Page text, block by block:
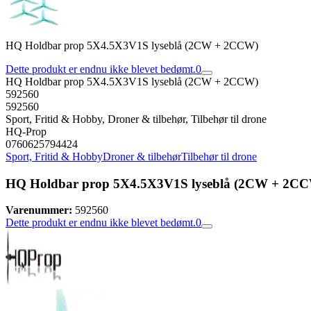
HQ Holdbar prop 5X4.5X3V1S lyseblå (2CW + 2CCW)
Dette produkt er endnu ikke blevet bedømt.0
HQ Holdbar prop 5X4.5X3V1S lyseblå (2CW + 2CCW)
592560
592560
Sport, Fritid & Hobby, Droner & tilbehør, Tilbehør til drone
HQ-Prop
0760625794424
Sport, Fritid & HobbyDroner & tilbehørTilbehør til drone
HQ Holdbar prop 5X4.5X3V1S lyseblå (2CW +
Varenummer: 592560
Dette produkt er endnu ikke blevet bedømt.0